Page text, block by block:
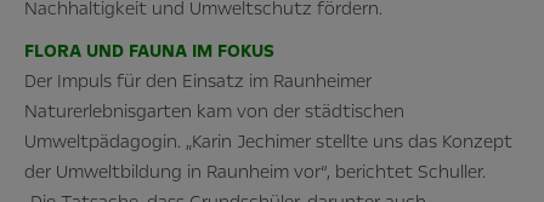
Nachhaltigkeit und Umweltschutz fördern.
FLORA UND FAUNA IM FOKUS
Der Impuls für den Einsatz im Raunheimer
Naturerlebnisgarten kam von der städtischen
Umweltpädagogin. „Karin Jechimer stellte uns das Konzept
der Umweltbildung in Raunheim vor“, berichtet Schuller.